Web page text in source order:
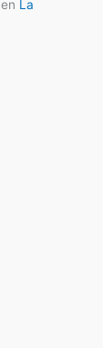
en La